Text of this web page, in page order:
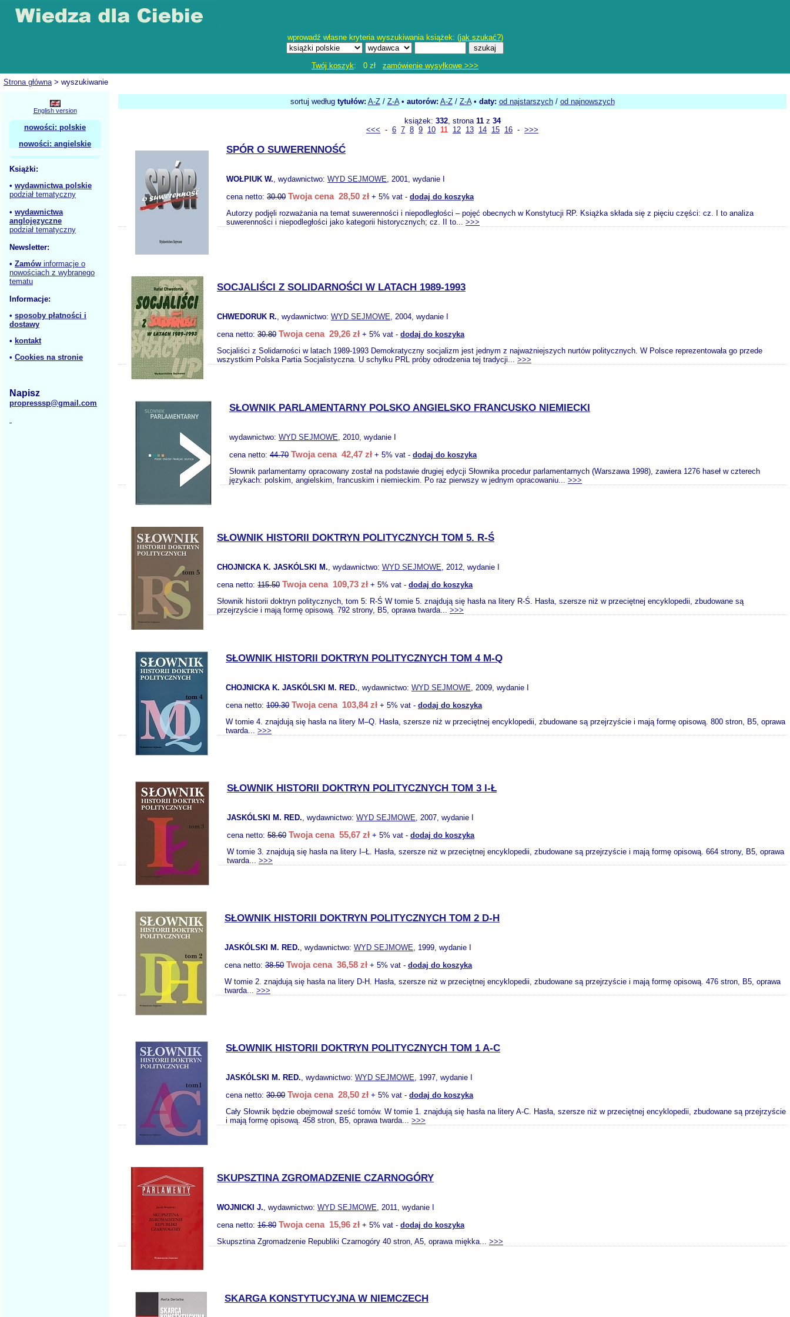
wprowadź własne kryteria wyszukiwania książek: (jak szukać?)
Twój koszyk: 0 zł zamówienie wysyłkowe >>>
Strona główna> wyszukiwanie
English version
nowości: polskie
nowości: angielskie
Książki:
• wydawnictwa polskie
podział tematyczny
• wydawnictwa
anglojęzyczne
podział tematyczny
Newsletter:
• Zamów informacje o
nowościach z wybranego
tematu
Informacje:
• sposoby płatności i
dostawy
• kontakt
• Cookies na stronie
Napisz
propresssp@gmail.com
sortuj według tytułów: A-Z/ Z-A• autorów: A-Z/ Z-A• daty: od najstarszych/ od najnowszych
książek: 332, strona 11z 34
<<< - 6 7 8 9 10 11 12 13 14 15 16 - >>>
SPÓR O SUWERENNOŚĆ
WOŁPIUK W., wydawnictwo: WYD SEJMOWE, 2001, wydanie I
cena netto: 30.00 Twoja cena 28,50 zł + 5% vat - dodaj do koszyka
Autorzy podjęli rozważania na temat suwerenności i niepodległości – pojęć obecnych w Konstytucji RP. Książka składa się z pięciu części: cz. I to analiza
suwerenności i niepodległości jako kategorii historycznych; cz. II to... >>>
SOCJALIŚCI Z SOLIDARNOŚCI W LATACH 1989-1993
CHWEDORUK R., wydawnictwo: WYD SEJMOWE, 2004, wydanie I
cena netto: 30.80 Twoja cena 29,26 zł + 5% vat - dodaj do koszyka
Socjaliści z Solidarności w latach 1989-1993 Demokratyczny socjalizm jest jednym z najważniejszych nurtów politycznych. W Polsce reprezentowała go przede
wszystkim Polska Partia Socjalistyczna. U schyłku PRL próby odrodzenia tej tradycji... >>>
SŁOWNIK PARLAMENTARNY POLSKO ANGIELSKO FRANCUSKO NIEMIECKI
wydawnictwo: WYD SEJMOWE, 2010, wydanie I
cena netto: 44.70 Twoja cena 42,47 zł + 5% vat - dodaj do koszyka
Słownik parlamentarny opracowany został na podstawie drugiej edycji Słownika procedur parlamentarnych (Warszawa 1998), zawiera 1276 haseł w czterech
językach: polskim, angielskim, francuskim i niemieckim. Po raz pierwszy w jednym opracowaniu... >>>
SŁOWNIK HISTORII DOKTRYN POLITYCZNYCH TOM 5. R-Ś
CHOJNICKA K. JASKÓLSKI M., wydawnictwo: WYD SEJMOWE, 2012, wydanie I
cena netto: 115.50 Twoja cena 109,73 zł + 5% vat - dodaj do koszyka
Słownik historii doktryn politycznych, tom 5: R-Ś W tomie 5. znajdują się hasła na litery R-Ś. Hasła, szersze niż w przeciętnej encyklopedii, zbudowane są
przejrzyście i mają formę opisową. 792 strony, B5, oprawa twarda... >>>
SŁOWNIK HISTORII DOKTRYN POLITYCZNYCH TOM 4 M-Q
CHOJNICKA K. JASKÓLSKI M. RED., wydawnictwo: WYD SEJMOWE, 2009, wydanie I
cena netto: 109.30 Twoja cena 103,84 zł + 5% vat - dodaj do koszyka
W tomie 4. znajdują się hasła na litery M–Q. Hasła, szersze niż w przeciętnej encyklopedii, zbudowane są przejrzyście i mają formę opisową. 800 stron, B5, oprawa
twarda... >>>
SŁOWNIK HISTORII DOKTRYN POLITYCZNYCH TOM 3 I-Ł
JASKÓLSKI M. RED., wydawnictwo: WYD SEJMOWE, 2007, wydanie I
cena netto: 58.60 Twoja cena 55,67 zł + 5% vat - dodaj do koszyka
W tomie 3. znajdują się hasła na litery I–Ł. Hasła, szersze niż w przeciętnej encyklopedii, zbudowane są przejrzyście i mają formę opisową. 664 strony, B5, oprawa
twarda... >>>
SŁOWNIK HISTORII DOKTRYN POLITYCZNYCH TOM 2 D-H
JASKÓLSKI M. RED., wydawnictwo: WYD SEJMOWE, 1999, wydanie I
cena netto: 38.50 Twoja cena 36,58 zł + 5% vat - dodaj do koszyka
W tomie 2. znajdują się hasła na litery D-H. Hasła, szersze niż w przeciętnej encyklopedii, zbudowane są przejrzyście i mają formę opisową. 476 stron, B5, oprawa
twarda... >>>
SŁOWNIK HISTORII DOKTRYN POLITYCZNYCH TOM 1 A-C
JASKÓLSKI M. RED., wydawnictwo: WYD SEJMOWE, 1997, wydanie I
cena netto: 30.00 Twoja cena 28,50 zł + 5% vat - dodaj do koszyka
Cały Słownik będzie obejmował sześć tomów. W tomie 1. znajdują się hasła na litery A-C. Hasła, szersze niż w przeciętnej encyklopedii, zbudowane są przejrzyście
i mają formę opisową. 458 stron, B5, oprawa twarda... >>>
SKUPSZTINA ZGROMADZENIE CZARNOGÓRY
WOJNICKI J., wydawnictwo: WYD SEJMOWE, 2011, wydanie I
cena netto: 16.80 Twoja cena 15,96 zł + 5% vat - dodaj do koszyka
Skupsztina Zgromadzenie Republiki Czarnogóry 40 stron, A5, oprawa miękka... >>>
SKARGA KONSTYTUCYJNA W NIEMCZECH